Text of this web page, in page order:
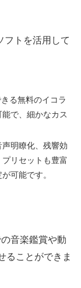
フトを活用して
る無料のイコラ
で、細かなカス
声明瞭化、残響効
リセットも豊富
可能です。
音楽鑑賞や動
ることができま